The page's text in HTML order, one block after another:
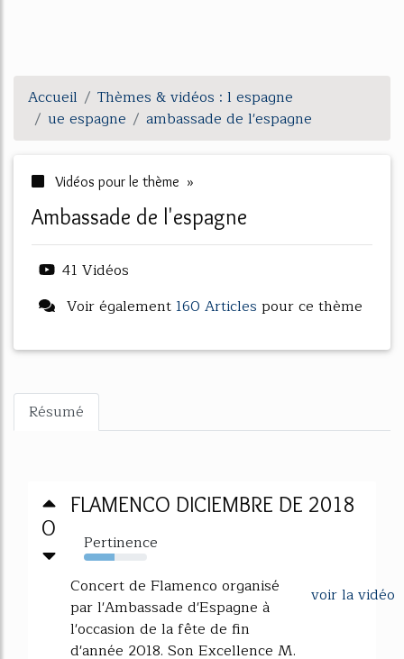
Accueil
Thèmes & vidéos : l espagne
ue espagne
ambassade de l'espagne
Vidéos pour le thème »
ambassade de l'espagne
41 Vidéos
Voir également 160 Articles pour ce thème
Résumé
0
FLAMENCO DICIEMBRE DE 2018
Pertinence
48%
voir la vidéo
Concert de Flamenco organisé
par l'Ambassade d'Espagne à
l'occasion de la fête de fin
d'année 2018. Son Excellence M.